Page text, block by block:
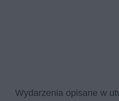
Wydarzenia opisane w